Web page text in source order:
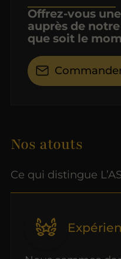
Offrez-vous
auprès de
que soit le
Nos atouts
Ce qui distingue